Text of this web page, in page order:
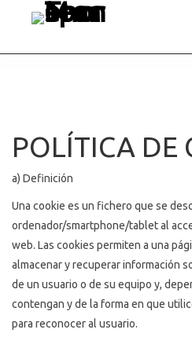
POLÍTICA DE
a) Definición
Una cookie es un fichero que se
ordenador/smartphone/tablet al
web. Las cookies permiten a una
almacenar y recuperar información
de un usuario o de su equipo y,
contengan y de la forma en que
para reconocer al usuario.